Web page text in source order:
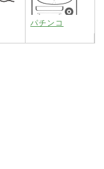
パチンコ